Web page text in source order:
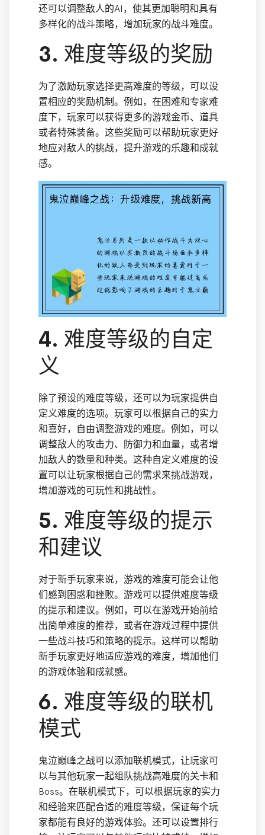
还可以调整敌人的AI，使其更加聪明和具有
多样化的战斗策略，增加玩家的战斗难度。
3. 难度等级的奖励
为了激励玩家选择更高难度的等级，可以设
置相应的奖励机制。例如，在困难和专家难
度下，玩家可以获得更多的游戏金币、道具
或者特殊装备。这些奖励可以帮助玩家更好
地应对敌人的挑战，提升游戏的乐趣和成就
感。
4. 难度等级的自定
义
除了预设的难度等级，还可以为玩家提供自
定义难度的选项。玩家可以根据自己的实力
和喜好，自由调整游戏的难度。例如，可以
调整敌人的攻击力、防御力和血量，或者增
加敌人的数量和种类。这种自定义难度的设
置可以让玩家根据自己的需求来挑战游戏，
增加游戏的可玩性和挑战性。
5. 难度等级的提示
和建议
对于新手玩家来说，游戏的难度可能会让他
们感到困惑和挫败。游戏可以提供难度等级
的提示和建议。例如，可以在游戏开始前给
出简单难度的推荐，或者在游戏过程中提供
一些战斗技巧和策略的提示。这样可以帮助
新手玩家更好地适应游戏的难度，增加他们
的游戏体验和成就感。
6. 难度等级的联机
模式
鬼泣巅峰之战可以添加联机模式，让玩家可
以与其他玩家一起组队挑战高难度的关卡和
Boss。在联机模式下，可以根据玩家的实力
和经验来匹配合适的难度等级，保证每个玩
家都能有良好的游戏体验。还可以设置排行